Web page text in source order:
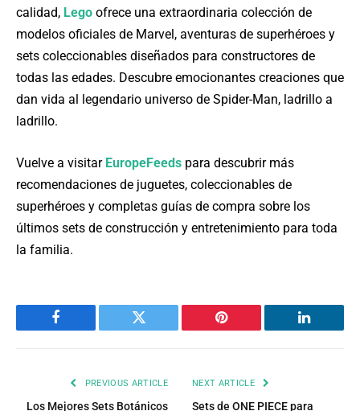
calidad, Lego ofrece una extraordinaria colección de
modelos oficiales de Marvel, aventuras de superhéroes y
sets coleccionables diseñados para constructores de
todas las edades. Descubre emocionantes creaciones que
dan vida al legendario universo de Spider-Man, ladrillo a
ladrillo.
Vuelve a visitar EuropeFeeds para descubrir más
recomendaciones de juguetes, coleccionables de
superhéroes y completas guías de compra sobre los
últimos sets de construcción y entretenimiento para toda
la familia.
Facebook Twitter Pinterest LinkedIn
PREVIOUS ARTICLE
Los Mejores Sets Botánicos
NEXT ARTICLE
Sets de ONE PIECE para